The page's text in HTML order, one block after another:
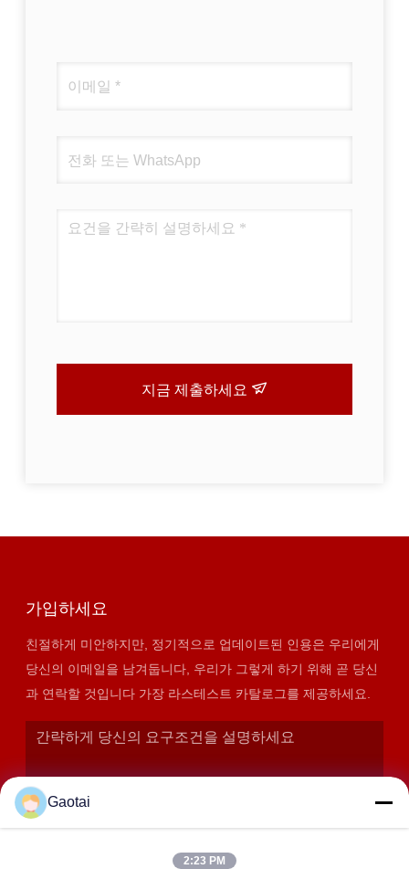
지금 제출하세요
가입하세요
친절하게 미안하지만, 정기적으로 업데이트된 인용은 우리에게
당신의 이메일을 남겨둡니다, 우리가 그렇게 하기 위해 곧 당신
과 연락할 것입니다 가장 라스테스트 카탈로그를 제공하세요.
Gaotai
2:23 PM